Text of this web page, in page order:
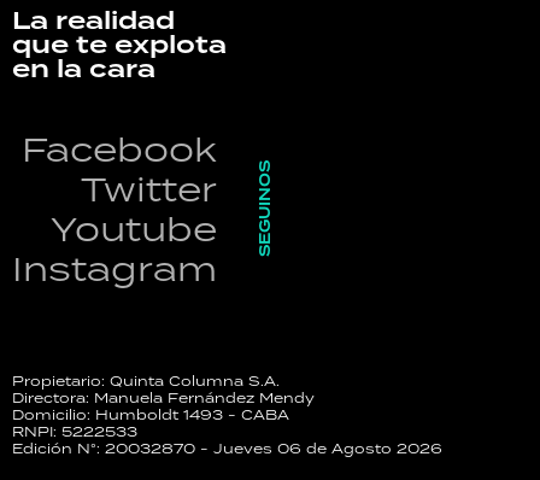
La realidad
que te explota
en la cara
Facebook
Twitter
Youtube
Instagram
SEGUINOS
Propietario: Quinta Columna S.A.
Directora: Manuela Fernández Mendy
Domicilio: Humboldt 1493 - CABA
RNPI: 5222533
Edición N°: 20032870 - Jueves 06 de Agosto 2026